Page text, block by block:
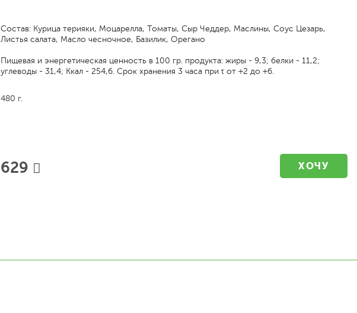
Состав: Курица терияки, Моцарелла, Томаты, Сыр Чеддер, Маслины, Соус Цезарь,
Листья салата, Масло чесночное, Базилик, Орегано
Пищевая и энергетическая ценность в 100 гр. продукта: жиры - 9,3; белки - 11,2;
углеводы - 31,4; Ккал - 254,6. Срок хранения 3 часа при t от +2 до +6.
480 г.
629 ХОЧУ